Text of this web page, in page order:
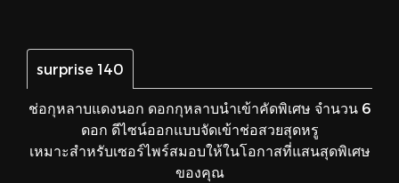
surprise 140
ช่อกุหลาบแดงนอก ดอกกุหลาบนำเข้าคัดพิเศษ จำนวน 6
ดอก ดีไซน์ออกแบบจัดเข้าช่อสวยสุดหรู
เหมาะสำหรับเซอร์ไพร์สมอบให้ในโอกาสที่แสนสุดพิเศษ
ของคุณ